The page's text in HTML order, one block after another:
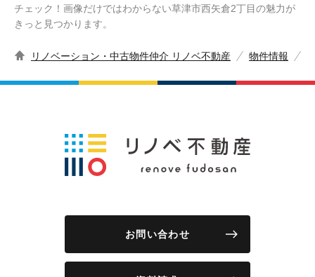
チェック！画像だけではわからない草津市西矢倉2丁目の魅力が
きっと見つかります。
リノベーション・中古物件仲介 リノベ不動産 物件情報
お問い合わせ